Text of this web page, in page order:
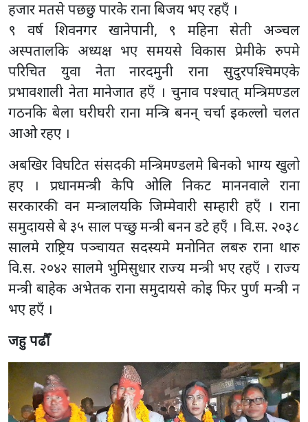
हजार मतसे पछछु पारके राना बिजय भए रहएँ ।
९ वर्ष शिवनगर खानेपानी, ९ महिना सेती अञ्चल
अस्पतालकि अध्यक्ष भए समयसे विकास प्रेमीके रुपमे
परिचित युवा नेता नारदमुनी राना सुदुरपश्चिमएके
प्रभावशाली नेता मानेजात हएँ । चुनाव पश्चात् मन्त्रिमण्डल
गठनकि बेला घरीघरी राना मन्त्रि बनन् चर्चा इकल्लो चलत
आओ रहए ।
अबखिर विघटित संसदकी मन्त्रिमण्डलमे बिनको भाग्य खुलो
हए । प्रधानमन्त्री केपि ओलि निकट माननवाले राना
सरकारकी वन मन्त्रालयकि जिम्मेवारी सम्हारी हएँ । राना
समुदायसे बे ३५ साल पच्छु मन्त्री बनन डटे हएँ । वि.स. २०३८
सालमे राष्ट्रिय पञ्चायत सदस्यमे मनोनित लबरु राना थारु
वि.स. २०४२ सालमे भुमिसुधार राज्य मन्त्री भए रहएँ । राज्य
मन्त्री बाहेक अभेतक राना समुदायसे कोइ फिर पुर्ण मन्त्री न
भए हएँ ।
जहु पढौँ